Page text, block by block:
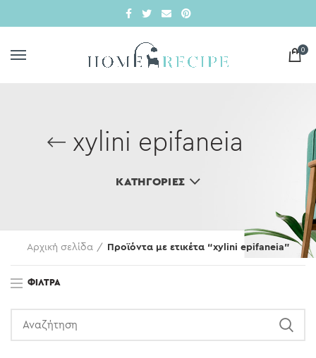
0
xylini epifaneia
ΚΑΤΗΓΟΡΊΕΣ
Αρχική σελίδα Προϊόντα με ετικέτα “xylini epifaneia”
ΦΊΛΤΡΑ